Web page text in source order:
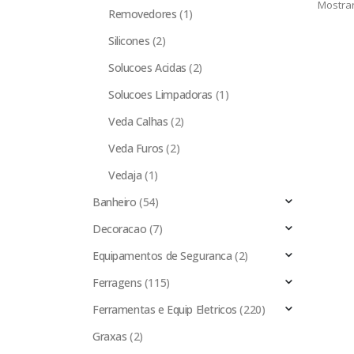
Removedores (1)
Silicones (2)
Solucoes Acidas (2)
Solucoes Limpadoras (1)
Veda Calhas (2)
Veda Furos (2)
Vedaja (1)
Banheiro (54)
Decoracao (7)
Equipamentos de Seguranca (2)
Ferragens (115)
Ferramentas e Equip Eletricos (220)
Graxas (2)